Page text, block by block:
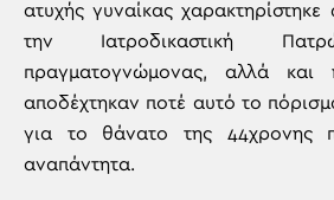
ατυχής γυναίκας
την Ιατροδικαστική
πραγματογνώμονας, αλλά και
αποδέχτηκαν ποτέ αυτό το
για το θάνατο της 44χρονης
αναπάντητα.